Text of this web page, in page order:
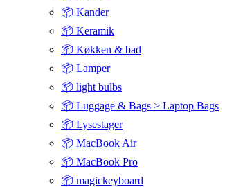
📦 Kander
📦 Keramik
📦 Køkken & bad
📦 Lamper
📦 light bulbs
📦 Luggage & Bags > Laptop Bags
📦 Lysestager
📦 MacBook Air
📦 MacBook Pro
📦 magickeyboard